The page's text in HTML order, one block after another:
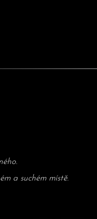
a suchém místě.